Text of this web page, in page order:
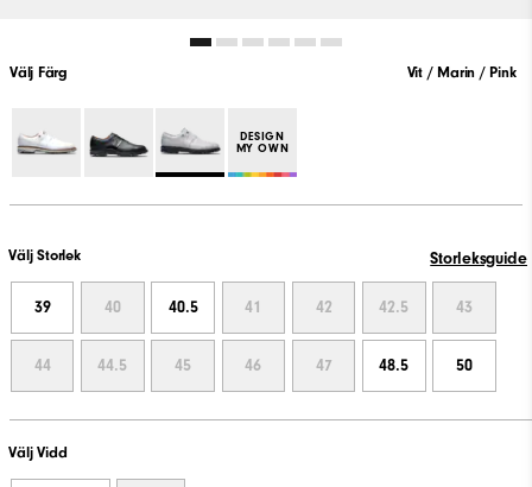
Välj Färg Vit / Marin / Pink
DESIGN
MY OWN
Välj Storlek Storleksguide
39 40 40.5 41 42 42.5 43
44 44.5 45 46 47 48.5 50
Välj Vidd